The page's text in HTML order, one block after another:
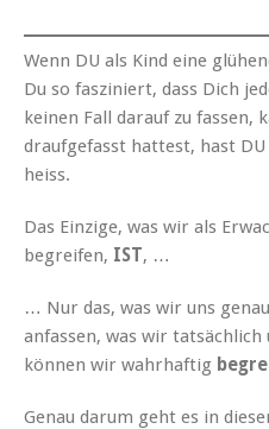
Wenn DU als Kind eine
Du so fasziniert, dass Dich
keinen Fall darauf zu fassen,
draufgefasst hattest, hast
heiss.
Das Einzige, was wir als
begreifen, IST, …
… Nur das, was wir uns
anfassen, was wir tatsächlich
können wir wahrhaftig
Genau darum geht es in